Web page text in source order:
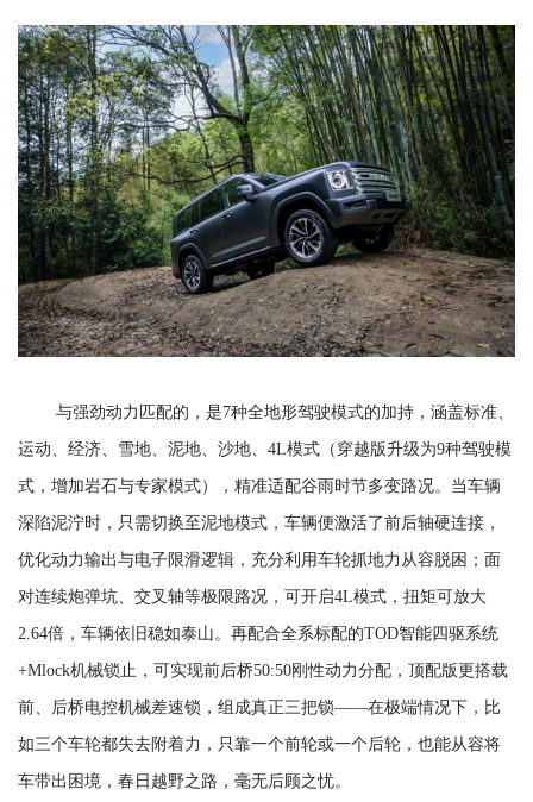
与强劲动力匹配的，是7种全地形驾驶模式的加持，涵盖标准、
运动、经济、雪地、泥地、沙地、4L模式 （穿越版升级为9种驾驶模
式 ， 增加岩石与专家模式） ，精准适配谷雨时节多变路况。 当车辆
深陷泥泞时，只需切换至泥地模式，车辆便激活了前后轴硬连接，
优化动力输出与电子限滑逻辑，充分利用车轮抓地力从容脱困；面
对连续炮弹坑、交叉轴等极限路况， 可开启4L模式，扭矩可放大
2.64倍， 车辆依旧稳如泰山。再配合全系标配的TOD智能四驱系统
+Mlock机械锁止，可实现前后桥50:50刚性动力分配，顶配版更搭载
前、后桥电控机械差速锁，组成真正三把锁——在极端情况下，比
如三个车轮都失去附着力，只靠一个前轮或一个后轮，也能从容将
车带出困境 ， 春日越野之路，毫无后顾之忧。